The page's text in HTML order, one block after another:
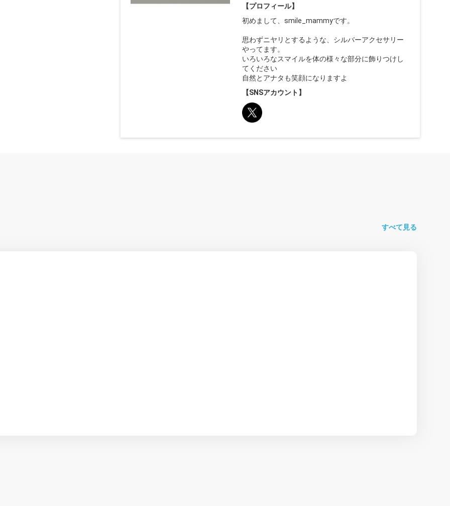
【プロフィール】
初めまして、smile_mammyです。
思わずニヤリとするような、シルバーアクセサリー
やってます。
いろいろなスマイルを体の様々な部分に飾りつけし
てください
自然とアナタも笑顔になりますよ
【SNSアカウント】
すべて見る